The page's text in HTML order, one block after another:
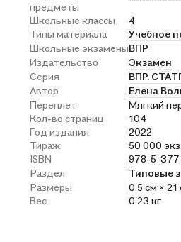
предметы
Школьные классы
4
Типы материала
Учебное
Школьные экзаменыВПР
Издательство
Экзамен
Серия
ВПР.
Автор
Елена
Переплет
Мягкий
Кол-во страниц
104
Год издания
2022
Тираж
50 000 экз.
ISBN
978-5-
Раздел
Типовые
Размеры
0.5 см × 21
Вес
0.23 кг